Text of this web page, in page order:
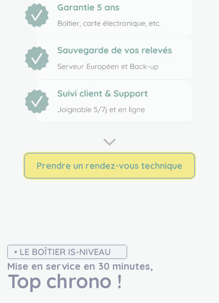
Prendre un rendez-vous technique
• LE BOÎTIER IS-NIVEAU
Mise en service en 30 minutes,
Top chrono !